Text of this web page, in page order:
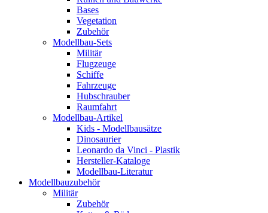
Bases
Vegetation
Zubehör
Modellbau-Sets
Militär
Flugzeuge
Schiffe
Fahrzeuge
Hubschrauber
Raumfahrt
Modellbau-Artikel
Kids - Modellbausätze
Dinosaurier
Leonardo da Vinci - Plastik
Hersteller-Kataloge
Modellbau-Literatur
Modellbauzubehör
Militär
Zubehör